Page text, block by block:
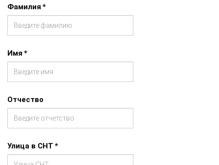
Фамилия *
Имя *
Отчество
Улица в СНТ *